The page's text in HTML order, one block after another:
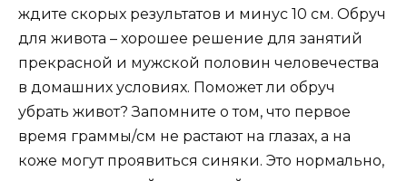
ждите скорых результатов и минус 10 см. Обруч
для живота – хорошее решение для занятий
прекрасной и мужской половин человечества
в домашних условиях. Поможет ли обруч
убрать живот? Запомните о том, что первое
время граммы/см не растают на глазах, а на
коже могут проявиться синяки. Это нормально,